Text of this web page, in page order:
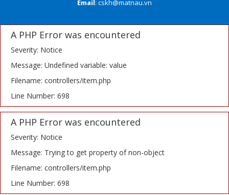
Email: cskh@matnau.vn
A PHP Error was encountered
Severity: Notice
Message: Undefined variable: value
Filename: controllers/item.php
Line Number: 698
A PHP Error was encountered
Severity: Notice
Message: Trying to get property of non-object
Filename: controllers/item.php
Line Number: 698